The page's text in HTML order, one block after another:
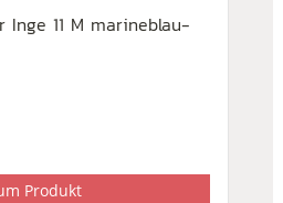
Inge 11 M marineblau-
Produkt